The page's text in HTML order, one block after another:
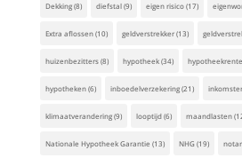
Dekking(8) diefstal(9) eigen risico(17)
Extra aflossen(10) geldverstrekker(13)
huizenbezitters(8) hypotheek(34) hypotheekrente
hypotheken(6) inboedelverzekering(21)
klimaatverandering(9) looptijd(6) maandlasten
Nationale Hypotheek Garantie (13) NHG(19)